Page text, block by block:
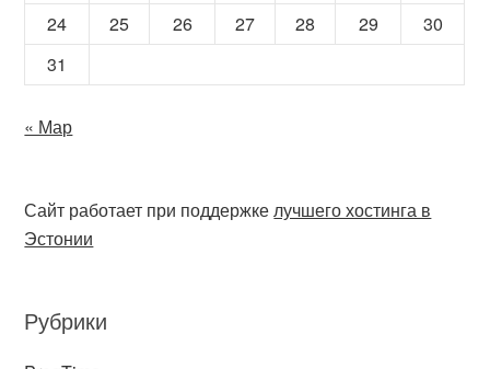
24
25 26 27 28 29
30
31
« Мар
Сайт работает при поддержкелучшего хостинга в
Эстонии
Рубрики